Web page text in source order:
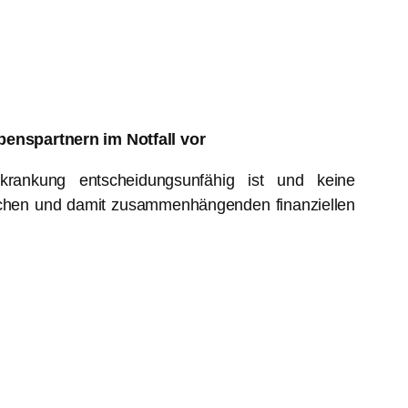
im Notfall vor
entscheidungsunfähig ist und keine
und damit zusammenhängenden finanziellen